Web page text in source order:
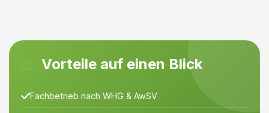
Vorteile auf einen Blick
Fachbetrieb nach WHG & AwSV